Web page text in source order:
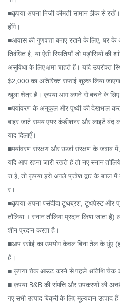
■कृपया अपना निजी कीमती सामान ठीक से रखें।
होंगे।
■आवास की गुणवत्ता बनाए रखने के लिए, घर के
तिबंधित है, या ऐसी स्थितियाँ जो पड़ोसियों की
असुविधा के लिए क्षमा चाहते हैं। यदि उपरोक्त
$2,000 का अतिरिक्त सफाई शुल्क लिया
खुला क्षेत्र है। कृपया आग लगने से बचने के
■पर्यावरण के अनुकूल और पृथ्वी की देखभाल
बाहर जाते समय एयर कंडीशनर और लाइटें बंद
याद दिलाएँ।
■पर्यावरण संरक्षण और ऊर्जा संरक्षण के जवाब
यदि आप रहना जारी रखते हैं तो नए स्नान
रा है, तो कृपया इसे अगले प्रवेश द्वार के बगल
र।
■कृपया अपना पसंदीदा टूथब्रश, टूथपेस्ट और
तौलिया + स्नान तौलिया प्रदान किया जाता
शीन प्रदान करता है।
■आप रसोई का उपयोग केवल बिना तेल के धुंए
हैं।
■ कृपया चेक आउट करने से पहले अतिथि चेक-इन
■ कृपया B&B की संपत्ति और उपकरणों की
गए सभी उत्पाद बिक्री के लिए मूल्यवान उत्पाद